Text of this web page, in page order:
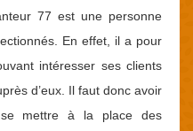
77 est une personne
En effet, il a pour
intéresser ses clients
d’eux. Il faut donc avoir
mettre à la place des